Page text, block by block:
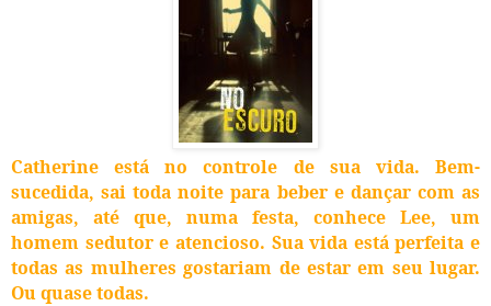
Catherine está no controle de sua vida. Bem-
sucedida, sai toda noite para beber e dançar com as
amigas, até que, numa festa, conhece Lee, um
homem sedutor e atencioso. Sua vida está perfeita e
todas as mulheres gostariam de estar em seu lugar.
Ou quase todas.